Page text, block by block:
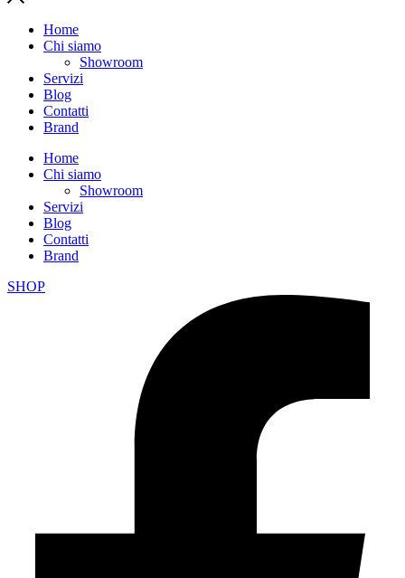
Home
Chi siamo
Showroom
Servizi
Blog
Contatti
Brand
Home
Chi siamo
Showroom
Servizi
Blog
Contatti
Brand
SHOP